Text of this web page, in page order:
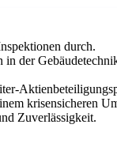
durch.
der
krisensicheren
Zuverlässigkeit.